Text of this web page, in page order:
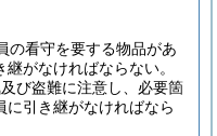
の看守を要する物品があ
がなければならない。
び盗難に注意し、必要箇
に引き継がなければなら